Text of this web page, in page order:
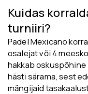
Kuidas
turniiri?
Padel Mexicano
osalejat või 4
hakkab
hästi särama, sest
mängijaid